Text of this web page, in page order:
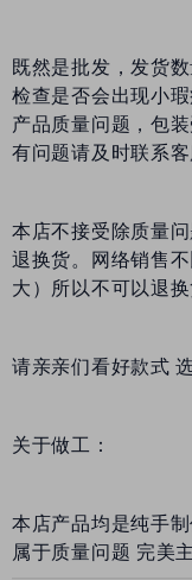
既然是批发，发货
检查是否会出现小
产品质量问题，包
有问题请及时联系
本店不接受除质量
退换货。网络销售
大）所以不可以退换
请亲亲们看好款式
关于做工：
本店产品均是纯手
属于质量问题 完美